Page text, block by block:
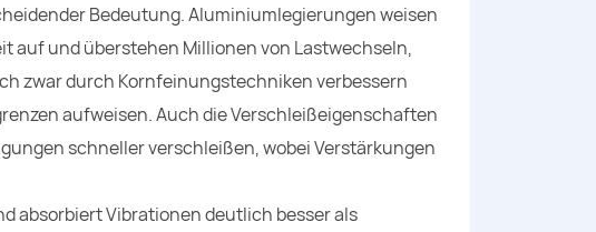
Bedeutung. Aluminiumlegierungen weisen
auf und überstehen Millionen von Lastwechseln,
zwar durch Kornfeinungstechniken verbessern
aufweisen. Auch die Verschleißeigenschaften
schneller verschleißen, wobei Verstärkungen
absorbiert Vibrationen deutlich besser als